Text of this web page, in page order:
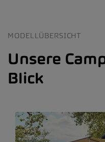
MODELLÜBERSICHT
Unsere
Blick